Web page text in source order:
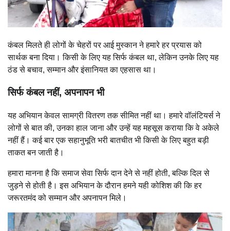
कंबल मिलते ही लोगों के चेहरों पर आई मुस्कान ने हमारे हर प्रयास को
सार्थक बना दिया। किसी के लिए यह सिर्फ कंबल था, लेकिन उनके लिए यह
ठंड से बचाव, सम्मान और इंसानियत का एहसास था।
सिर्फ कंबल नहीं, अपनापन भी
यह अभियान केवल सामग्री वितरण तक सीमित नहीं था। हमारे वॉलंटियर्स ने
लोगों से बात की, उनका हाल जाना और उन्हें यह महसूस कराया कि वे अकेले
नहीं हैं। कई बार एक सहानुभूति भरी बातचीत भी किसी के लिए बहुत बड़ी
ताकत बन जाती है।
हमारा मानना है कि समाज सेवा सिर्फ दान देने से नहीं होती, बल्कि दिल से
जुड़ने से होती है। इस अभियान के दौरान हमने यही कोशिश की कि हर
जरूरतमंद को सम्मान और अपनापन मिले।